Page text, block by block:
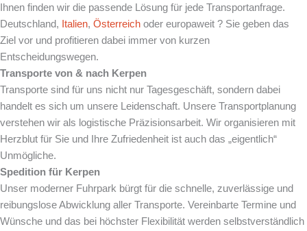
Ihnen finden wir die passende Lösung für jede Transportanfrage.
Deutschland, Italien, Österreich oder europaweit ? Sie geben das
Ziel vor und profitieren dabei immer von kurzen
Entscheidungswegen.
Transporte von & nach Kerpen
Transporte sind für uns nicht nur Tagesgeschäft, sondern dabei
handelt es sich um unsere Leidenschaft. Unsere Transportplanung
verstehen wir als logistische Präzisionsarbeit. Wir organisieren mit
Herzblut für Sie und Ihre Zufriedenheit ist auch das „eigentlich“
Unmögliche.
Spedition für Kerpen
Unser moderner Fuhrpark bürgt für die schnelle, zuverlässige und
reibungslose Abwicklung aller Transporte. Vereinbarte Termine und
Wünsche und das bei höchster Flexibilität werden selbstverständlich